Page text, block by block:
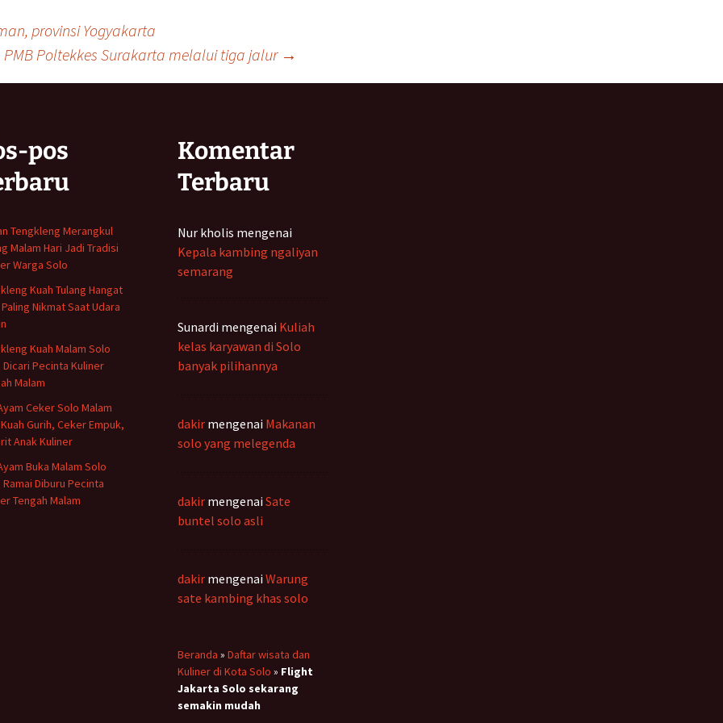
provinsi Yogyakarta
PMB Poltekkes Surakarta melalui tiga jalur →
pos
Tengkleng Merangkul
Malam Hari Jadi Tradisi
Warga Solo
Kuah Tulang Hangat
Nikmat Saat Udara
Kuah Malam Solo
Dicari Pecinta Kuliner
Malam
Ceker Solo Malam
Gurih, Ceker Empuk,
Anak Kuliner
Buka Malam Solo
Diburu Pecinta
Tengah Malam
Komentar
Terbaru
Nur kholis mengenai
Kepala kambing ngaliyan
semarang
Sunardi mengenai Kuliah
kelas karyawan di Solo
banyak pilihannya
dakir mengenai Makanan
solo yang melegenda
dakir mengenai Sate
buntel solo asli
dakir mengenai Warung
sate kambing khas solo
Beranda » Daftar wisata dan
Kuliner di Kota Solo » Flight
Jakarta Solo sekarang
semakin mudah